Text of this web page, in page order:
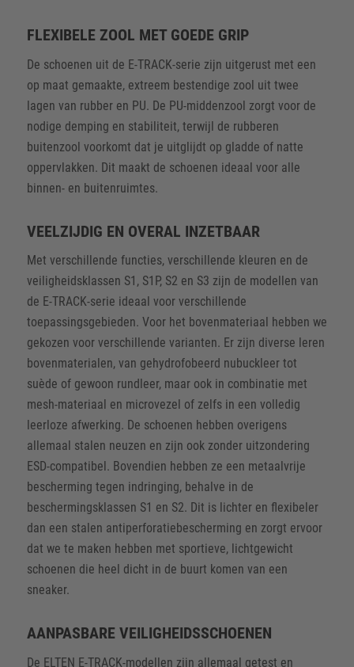
FLEXIBELE ZOOL MET GOEDE GRIP
De schoenen uit de E-TRACK-serie zijn uitgerust met een
op maat gemaakte, extreem bestendige zool uit twee
lagen van rubber en PU. De PU-middenzool zorgt voor de
nodige demping en stabiliteit, terwijl de rubberen
buitenzool voorkomt dat je uitglijdt op gladde of natte
oppervlakken. Dit maakt de schoenen ideaal voor alle
binnen- en buitenruimtes.
VEELZIJDIG EN OVERAL INZETBAAR
Met verschillende functies, verschillende kleuren en de
veiligheidsklassen S1, S1P, S2 en S3 zijn de modellen van
de E-TRACK-serie ideaal voor verschillende
toepassingsgebieden. Voor het bovenmateriaal hebben we
gekozen voor verschillende varianten. Er zijn diverse leren
bovenmaterialen, van gehydrofobeerd nubuckleer tot
suède of gewoon rundleer, maar ook in combinatie met
mesh-materiaal en microvezel of zelfs in een volledig
leerloze afwerking. De schoenen hebben overigens
allemaal stalen neuzen en zijn ook zonder uitzondering
ESD-compatibel. Bovendien hebben ze een metaalvrije
bescherming tegen indringing, behalve in de
beschermingsklassen S1 en S2. Dit is lichter en flexibeler
dan een stalen antiperforatiebescherming en zorgt ervoor
dat we te maken hebben met sportieve, lichtgewicht
schoenen die heel dicht in de buurt komen van een
sneaker.
AANPASBARE VEILIGHEIDSSCHOENEN
De ELTEN E-TRACK-modellen zijn allemaal getest en